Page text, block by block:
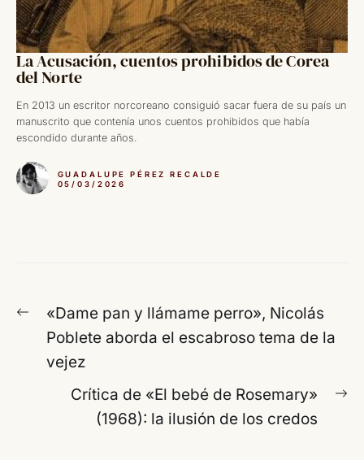
La Acusación, cuentos prohibidos de Corea
del Norte
En 2013 un escritor norcoreano consiguió sacar fuera de su país un
manuscrito que contenía unos cuentos prohibidos que había
escondido durante años.
GUADALUPE PÉREZ RECALDE
05/03/2026
Navegación
entradas
Entrada
anterior:
«Dame pan y llámame perro», Nicolás
Poblete aborda el escabroso tema de la
vejez
Crítica de «El bebé de Rosemary»
(1968): la ilusión de los credos